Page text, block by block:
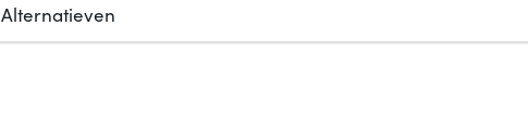
Alternatieven